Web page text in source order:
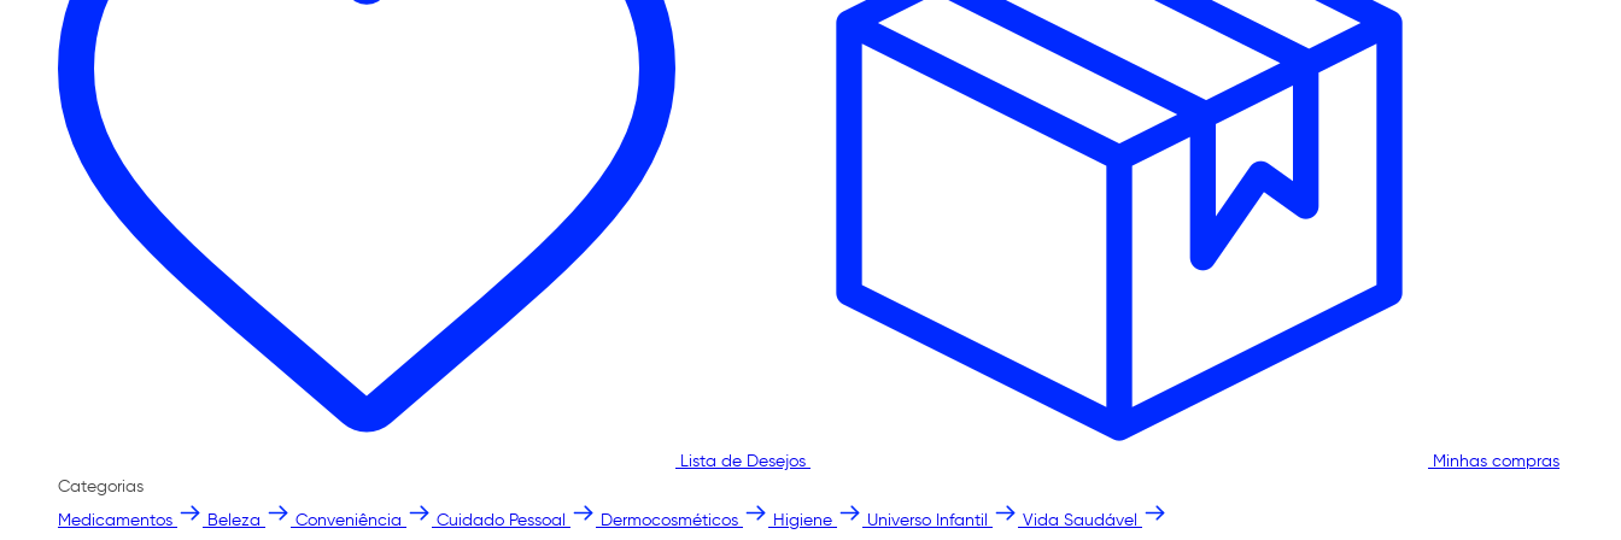
Lista de Desejos
Minhas compras
Categorias
Medicamentos
Beleza Conveniência Cuidado Pessoal Dermocosméticos Higiene Universo Infantil Vida Saudável